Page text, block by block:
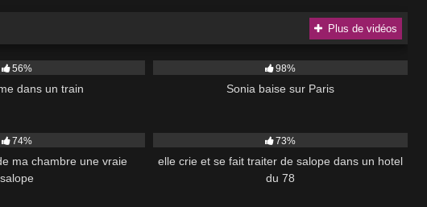
Plus de vidéos
56%
dans un train
98%
Sonia baise sur Paris
74%
ma chambre une vraie
salope
73%
elle crie et se fait traiter de salope dans un hotel
du 78